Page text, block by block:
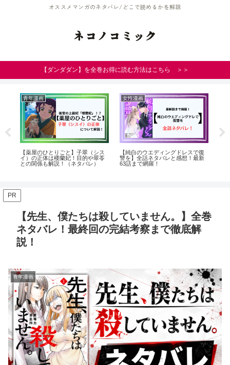
オススメマンガのネタバレ/どこで読めるかを解説
ネコノコミック
【ダンダダン】を全巻お得に読む方法はこちら ＞＞
青年漫画
【薬屋のひとりごと】子翠（シス
イ）の正体は楼蘭妃！目的や翠苓
との関係も解説！（ネタバレ）
女性漫画
【純白のウエディングドレスで復
讐を】全話ネタバレと感想！最新
63話まで網羅！
PR
【先生、僕たちは殺していません。】全巻
ネタバレ！最終回の完結考察まで徹底解
説！
青年漫画